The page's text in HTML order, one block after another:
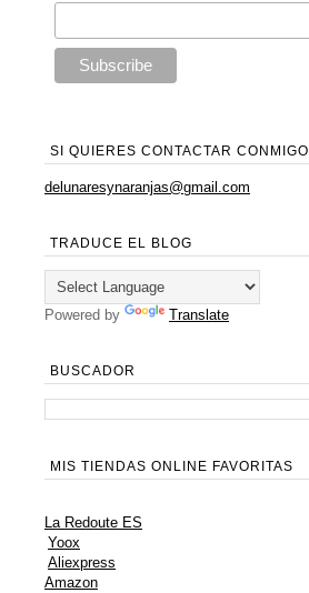
SI QUIERES CONTACTAR CONMIGO
delunaresynaranjas@gmail.com
TRADUCE EL BLOG
Powered by Translate
BUSCADOR
MIS TIENDAS ONLINE FAVORITAS
La Redoute ES
Yoox
Aliexpress
Amazon